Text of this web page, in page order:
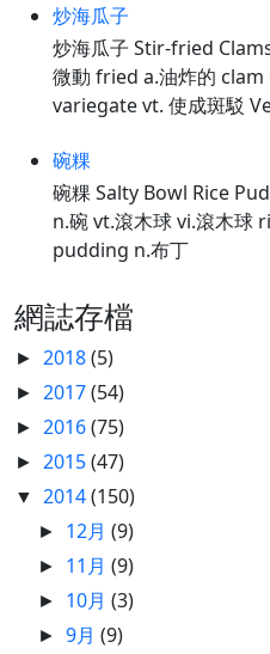
炒海瓜子
炒海瓜子 Stir-fried
微動 fried a.油炸的
variegate vt. 使成斑駁
碗粿
碗粿 Salty Bowl Rice
n.碗 vt.滾木球 vi.滾木球
pudding n.布丁
網誌存檔
► 2018(5)
► 2017(54)
► 2016(75)
► 2015(47)
▼ 2014(150)
► 12月(9)
► 11月(9)
► 10月(3)
►9月(9)